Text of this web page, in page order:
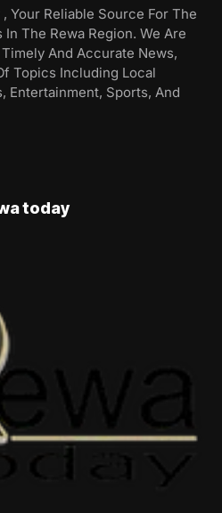
Your Reliable Source For The
The Rewa Region. We Are
And Accurate News,
Topics Including Local
Entertainment, Sports, And
today